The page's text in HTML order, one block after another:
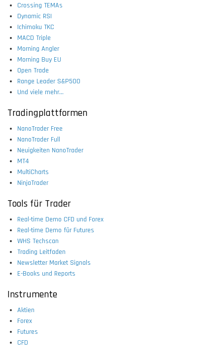
Crossing TEMAs
Dynamic RSI
Ichimoku TKC
MACD Triple
Morning Angler
Morning Buy EU
Open Trade
Range Leader S&P500
Und viele mehr...
Tradingplattformen
NanoTrader Free
NanoTrader Full
Neuigkeiten NanoTrader
MT4
MultiCharts
NinjaTrader
Tools für Trader
Real-time Demo CFD und Forex
Real-time Demo für Futures
WHS Techscan
Trading Leitfaden
Newsletter Market Signals
E-Books und Reports
Instrumente
Aktien
Forex
Futures
CFD